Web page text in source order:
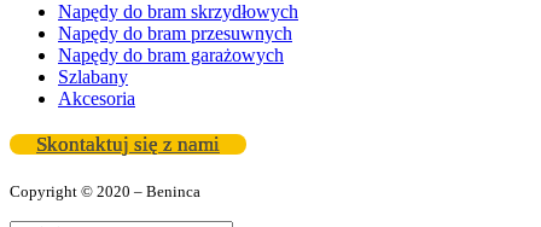
Napędy do bram skrzydłowych
Napędy do bram przesuwnych
Napędy do bram garażowych
Szlabany
Akcesoria
Skontaktuj się z nami
Copyright © 2020 – Beninca